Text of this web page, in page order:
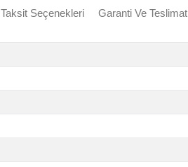
Taksit Seçenekleri Garanti Ve Teslimat